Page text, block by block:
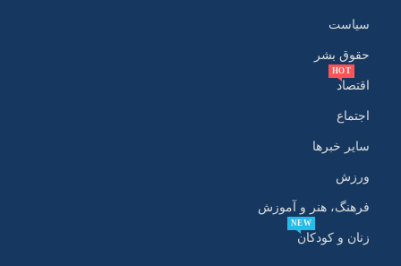
سیاست
حقوق بشر
اقتصاد
HOT
اجتماع
سایر خبرها
ورزش
فرهنگ، هنر و آموزش
زنان و کودکان
NEW